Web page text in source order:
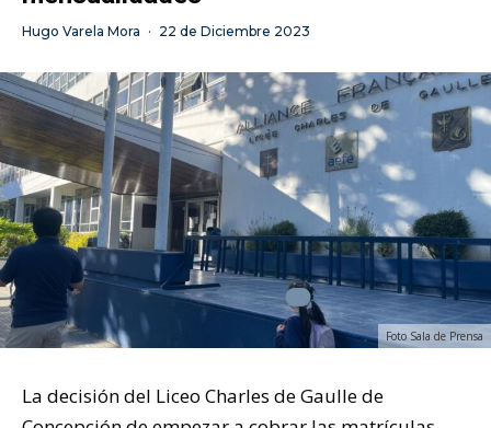
Hugo Varela Mora · 22 de Diciembre 2023
Foto Sala de Prensa
La decisión del Liceo Charles de Gaulle de